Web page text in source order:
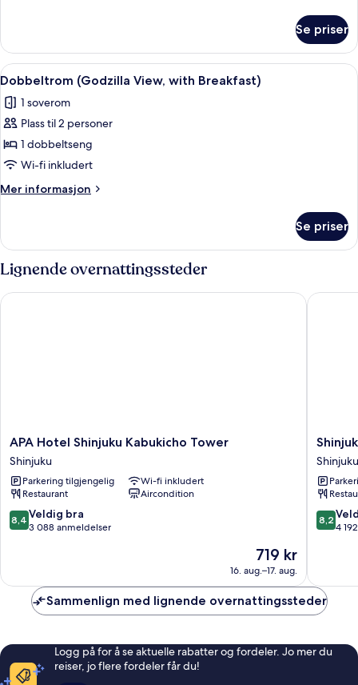
(Godzilla
View)
Se priser
Åpne
alle
bildene
av
Dobbeltrom
(Godzilla
View,
with
Sengetøy av topp kvalitet, safe på
1
Dobbeltrom (Godzilla View, with Breakfast)
1 soverom
Plass til 2 personer
1 dobbeltseng
Wi-fi inkludert
Mer informasjon
Mer
(Godzilla
View,
with
Breakfast)
Se priser
Lignende overnattingssteder
APA
Hotel
Shinjuku
Kabukicho
Tower
Shinjuku
APA Hotel Shinjuku Kabukicho Tower
Shinjuku
Parkering tilgjengelig
Wi-fi inkludert
Restaurant
Aircondition
8.4
av
3 088
anmeldelser
8,4 Veldig bra
3 088 anmeldelser
Prisen
719 kr
719 kr
16. aug.–17. aug.
APA Hotel Shinjuku Kabukicho Tower
Shinjuku
Hotel
Main
Shinjuku
Shinjuku
8.2
av
4 192
8,2
4
Sammenlign med lignende overnattingssteder
Logg på for å se aktuelle rabatter og fordeler. Jo mer du
reiser, jo flere fordeler får du!